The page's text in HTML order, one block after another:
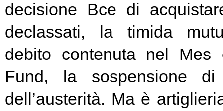
decisione Bce di
declassati, la timida
debito contenuta nel Mes
Fund, la sospensione di
dell’austerità. Ma è